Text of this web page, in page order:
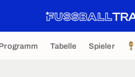
Tabelle Spieler